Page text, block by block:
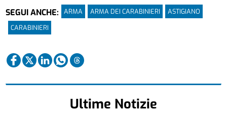
SEGUI ANCHE:
ARMA ARMA DEI CARABINIERI
ASTIGIANO
CARABINIERI
Ultime Notizie